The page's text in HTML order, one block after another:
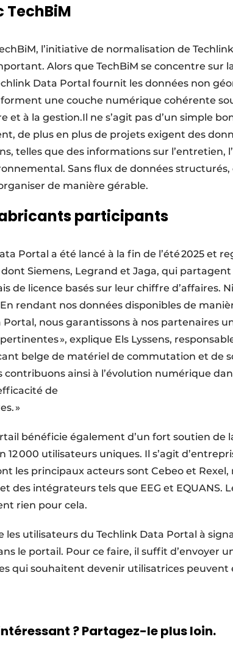
TechBiM
l’initiative de normalisation de
Alors que TechBiM se concentre sur
Data Portal fournit les données non
forment une couche numérique cohérente
et à la gestion.Il ne s’agit pas d’un simple
de plus en plus de projets exigent des
telles que des informations sur l’entretien,
Sans flux de données
de manière gérable.
participants
Portal a été lancé à la fin de l’été 2025 et
Siemens, Legrand et Jaga, qui
de licence basés sur leur chiffre d’affaires.
rendant nos données disponibles de
Portal, nous garantissons à nos partenaires
», explique Els Lyssens,
belge de matériel de commutation et de
contribuons ainsi à l’évolution numérique
de
»
bénéficie également d’un fort soutien de
12 000 utilisateurs uniques. Il s’agit
les principaux acteurs sont Cebeo et Rexel,
des intégrateurs tels que EEG et EQUANS.
rien pour cela.
les utilisateurs du Techlink Data Portal à
le portail. Pour ce faire, il suffit d’envoyer
qui souhaitent devenir utilisatrices peuvent
? Partagez-le plus loin.